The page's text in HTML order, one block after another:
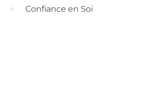
Confiance en Soi